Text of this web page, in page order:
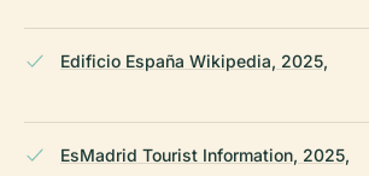
Edificio España Wikipedia, 2025,
EsMadrid Tourist Information, 2025,